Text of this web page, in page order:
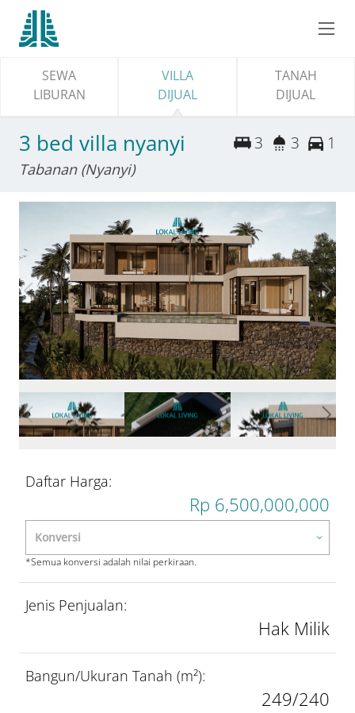
SEWA
LIBURAN
VILLA
DIJUAL
TANAH
DIJUAL
3 bed villa nyanyi
Tabanan (Nyanyi)
3 3 1
Daftar Harga:
Rp 6,500,000,000
*Semua konversi adalah nilai perkiraan.
Jenis Penjualan:
Hak Milik
Bangun/Ukuran Tanah (m²):
249/240